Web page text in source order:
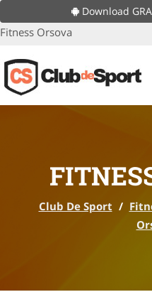
Download
Fitness Orsova
Club De Sport /